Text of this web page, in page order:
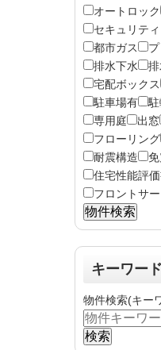
オートロック
セキュリテ
都市ガス
排水下水
宅配ボックス
駐車場有
専用庭
出窓
フローリング
耐震構造
住宅性能評
フロントサ
キーワー
物件検索(キー